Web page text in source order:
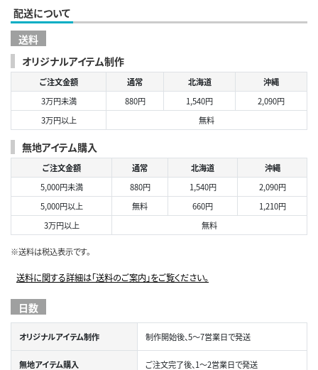
配送について
送料
オリジナルアイテム制作
ご注文金額 通常 北海道
沖縄
3万円未満
880円 1,540円
2,090円
3万円以上
無料
無地アイテム購入
ご注文金額 通常 北海道
沖縄
5,000円未満
880円 1,540円
2,090円
5,000円以上
無料 660円
1,210円
3万円以上
無料
※送料は税込表示です。
送料に関する詳細は「送料のご案内」をご覧ください。
日数
オリジナルアイテム制作 制作開始後、5～7営業日で発送
無地アイテム購入 ご注文完了後、1～2営業日で発送